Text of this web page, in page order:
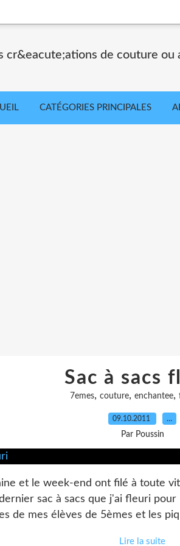
cr&eacute;ations de couture
CATÉGORIES PRINCIPALES
Sac à sacs
7emes, couture, enchantee,
09.10.2011 …
Par Poussin
et le week-end ont filé à toute
sac à sacs que j'ai fleuri pour
de mes élèves de 5èmes et les
Lire la suite